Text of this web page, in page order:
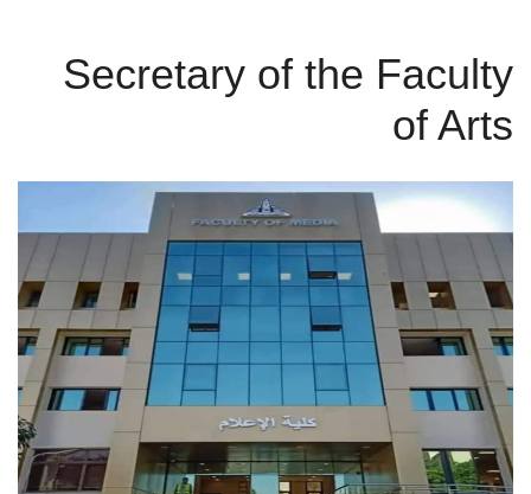
المراكز والوحدات
تواصل معنا
الطلاب
هيئة التدريس
الدراسات العليا
Secretary of the Faculty
of Arts